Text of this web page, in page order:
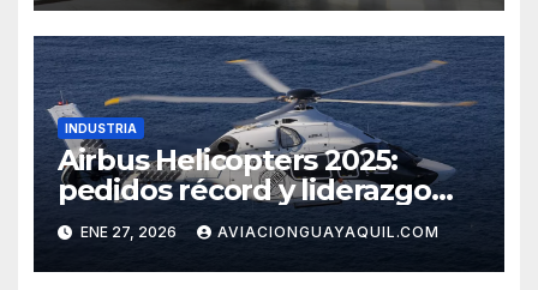
INDUSTRIA
Airbus Helicopters 2025:
pedidos récord y liderazgo
sostenido
ENE 27, 2026 AVIACIONGUAYAQUIL.COM